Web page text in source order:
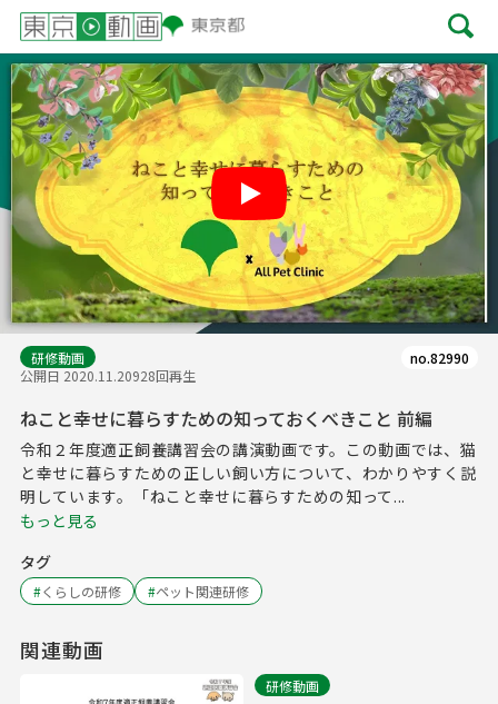
Play
研修動画
公開日 2020.11.20928回再生
no.82990
ねこと幸せに暮らすための知っておくべきこと 前編
令和２年度適正飼養講習会の講演動画です。この動画では、猫
と幸せに暮らすための正しい飼い方について、わかりやすく説
明しています。「ねこと幸せに暮らすための知って...
もっと見る
タグ
#くらしの研修 #ペット関連研修
関連動画
研修動画